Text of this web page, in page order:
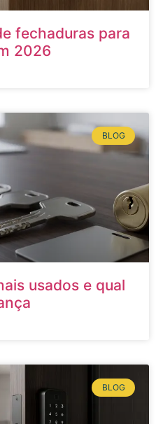
fechaduras para
2026
BLOG
usados e qual
BLOG